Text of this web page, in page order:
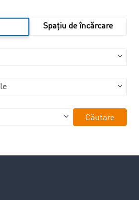
Spațiu de încărcare
Căutare